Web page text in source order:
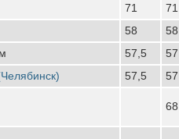
71 71
58
58
57,5
57
57,5
57